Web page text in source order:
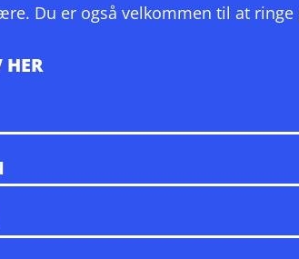
Du er også velkommen til at ringe